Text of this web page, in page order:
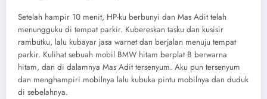
Setelah hampir 10 menit, HP-ku berbunyi dan Mas Adit telah
menungguku di tempat parkir. Kubereskan tasku dan kusisir
rambutku, lalu kubayar jasa warnet dan berjalan menuju tempat
parkir. Kulihat sebuah mobil BMW hitam berplat B berwarna
hitam, dan di dalamnya Mas Adit tersenyum. Aku pun tersenyum
dan menghampiri mobilnya lalu kubuka pintu mobilnya dan duduk
di sebelahnya.